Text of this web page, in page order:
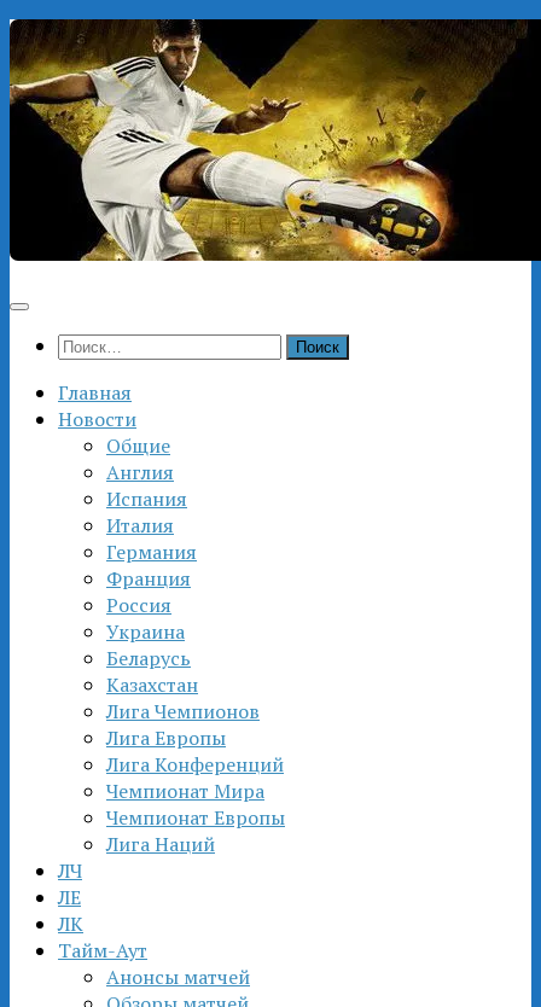
Перейти
к
содержимому
Найти:
Главная
Новости
Общие
Англия
Испания
Италия
Германия
Франция
Россия
Украина
Беларусь
Казахстан
Лига Чемпионов
Лига Европы
Лига Конференций
Чемпионат Мира
Чемпионат Европы
Лига Наций
ЛЧ
ЛЕ
ЛК
Тайм-Аут
Анонсы матчей